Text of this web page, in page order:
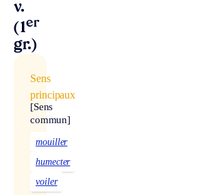
v.
(1er
gr.)
Sens
principaux
[Sens
commun]
mouiller
humecter
voiler